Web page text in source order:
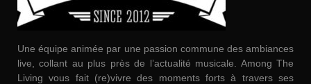
Une équipe animée par une passion commune des ambiances
live, collant au plus près de l’actualité musicale. Among The
Living vous fait (re)vivre des moments forts à travers ses